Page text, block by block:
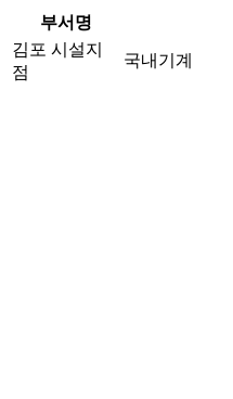
부서명
김포 시설지
점
국내기계